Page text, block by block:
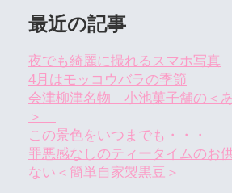
最近の記事
夜でも綺麗に撮れるスマホ写真
4月はモッコウバラの季節
会津柳津名物 小池菓子舗の＜
＞
この景色をいつまでも・・・
罪悪感なしのティータイムのお
ない＜簡単自家製黒豆＞